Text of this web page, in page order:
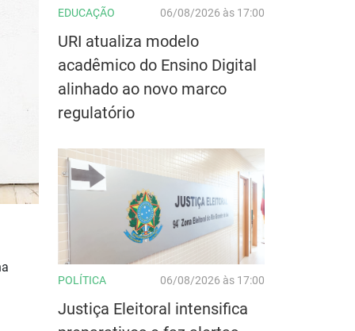
EDUCAÇÃO 06/08/2026 às 17:00
URI atualiza modelo
acadêmico do Ensino Digital
alinhado ao novo marco
regulatório
POLÍTICA 06/08/2026 às 17:00
Justiça Eleitoral intensifica